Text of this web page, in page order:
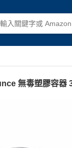
無毒塑膠容器